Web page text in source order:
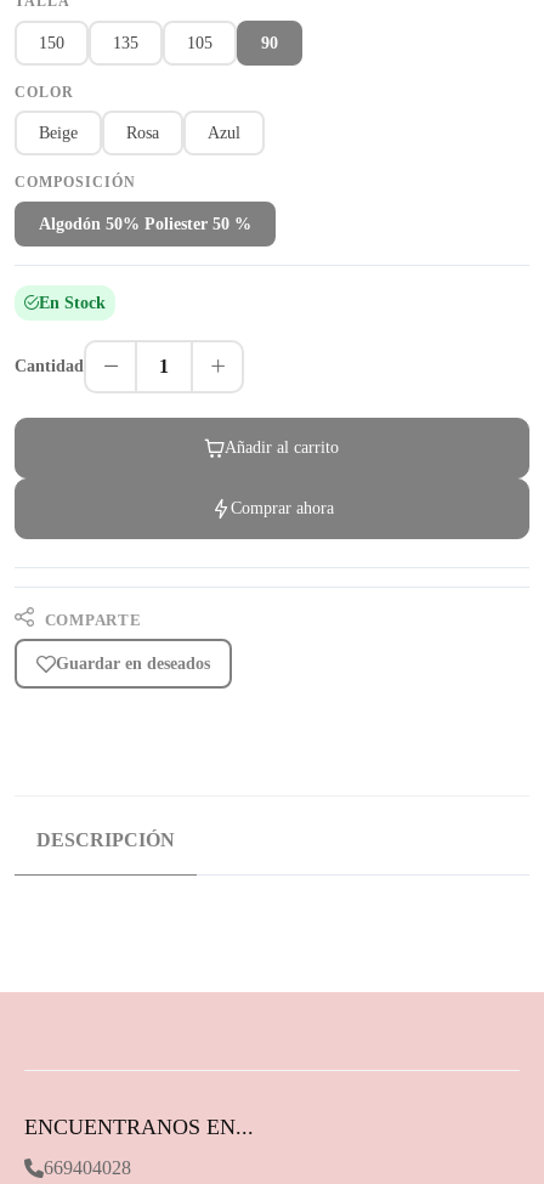
150 135 105 90
COLOR
Beige Rosa Azul
COMPOSICIÓN
Algodón 50% Poliester 50 %
En Stock
Cantidad 1
Añadir al carrito
Comprar ahora
COMPARTE
Guardar en deseados
DESCRIPCIÓN
ENCUENTRANOS EN...
669404028